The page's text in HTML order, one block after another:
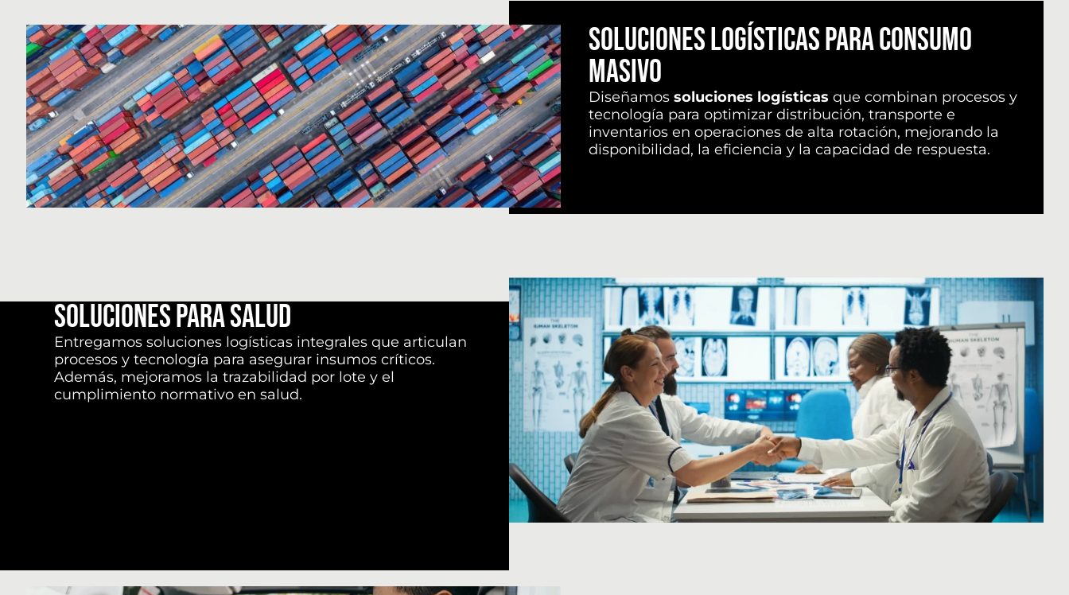
SOLUCIONES LOGÍSTICAS PARA CONSUMO
MASIVO
Diseñamos soluciones logísticas que combinan procesos y
tecnología para optimizar distribución, transporte e
inventarios en operaciones de alta rotación, mejorando la
disponibilidad, la eficiencia y la capacidad de respuesta.
Soluciones para Salud
Entregamos soluciones logísticas integrales que articulan
procesos y tecnología para asegurar insumos críticos.
Además, mejoramos la trazabilidad por lote y el
cumplimiento normativo en salud.